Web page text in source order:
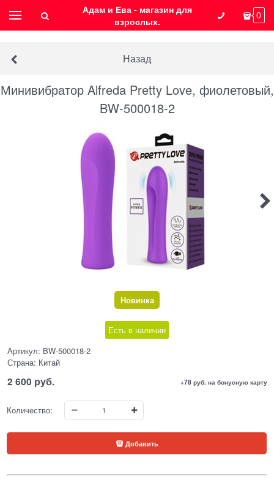
Адам и Ева - магазин для
взрослых.
0
Назад
Минивибратор Alfreda Pretty Love, фиолетовый,
BW-500018-2
Новинка
Есть в наличии
Артикул: BW-500018-2
Страна: Китай
2 600 руб. +78 руб. на бонусную карту
Количество:
Добавить